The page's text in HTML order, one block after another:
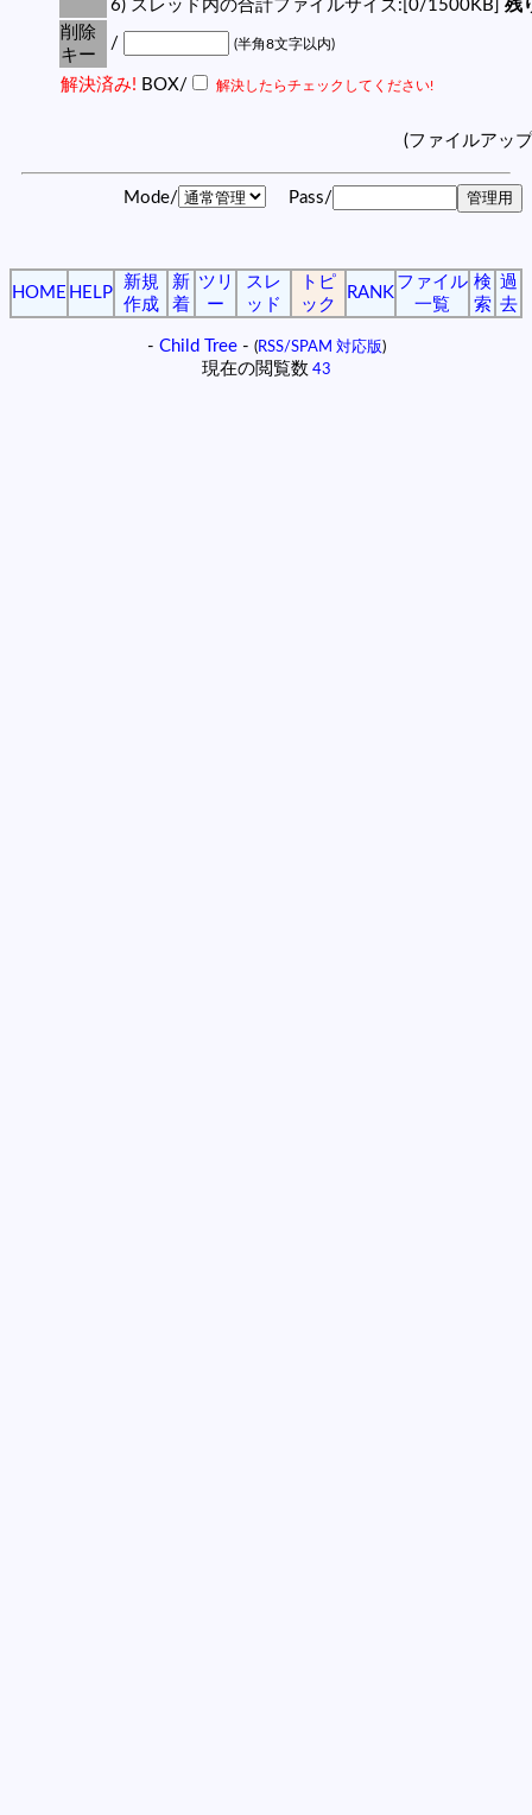
6) スレッド内の合計ファイルサイズ:[0/1500KB] 残
削除
キー
/ (半角8文字以内)
解決済み! BOX/ 解決したらチェックしてください!
(ファイルアッ
Mode/ Pass/
HOME HELP
新規
作成
新
着
ツリ
ー
スレ
ッド
トピ
ック
RANK
ファイル
一覧
検
索
過
去
- Child Tree- (RSS/SPAM 対応版)
現在の閲覧数 43